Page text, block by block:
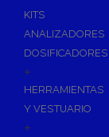
KITS
ANALIZADORES
DOSIFICADORES
+
HERRAMIENTAS
Y VESTUARIO
+